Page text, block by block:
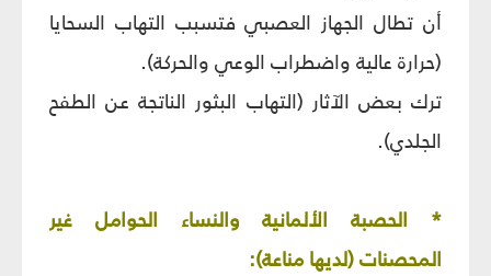
أن تطال الجهاز العصبي فتسبب التهاب السحايا
(حرارة عالية واضطراب الوعي والحركة).
ترك بعض الآثار (التهاب البثور الناتجة عن الطفح
الجلدي).
* الحصبة الألمانية والنساء الحوامل غير
المحصنات (لديها مناعة):